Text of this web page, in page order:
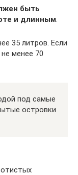
быть
и длинным.
35 литров. Если
менее 70
под самые
островки